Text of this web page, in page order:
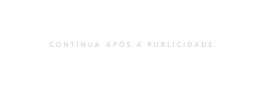
CONTINUA APÓS A PUBLICIDADE